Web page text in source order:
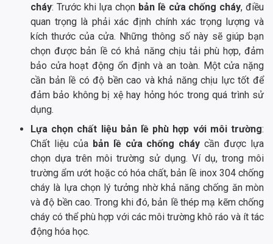
cháy: Trước khi lựa chọn bản lề cửa chống cháy, điều
quan trọng là phải xác định chính xác trọng lượng và
kích thước của cửa. Những thông số này sẽ giúp bạn
chọn được bản lề có khả năng chịu tải phù hợp, đảm
bảo cửa hoạt động ổn định và an toàn. Một cửa nặng
cần bản lề có độ bền cao và khả năng chịu lực tốt để
đảm bảo không bị xệ hay hỏng hóc trong quá trình sử
dụng.
Lựa chọn chất liệu bản lề phù hợp với môi trường:
Chất liệu củabản lề cửa chống cháy cần được lựa
chọn dựa trên môi trường sử dụng. Ví dụ, trong môi
trường ẩm ướt hoặc có hóa chất, bản lề inox 304 chống
cháy là lựa chọn lý tưởng nhờ khả năng chống ăn mòn
và độ bền cao. Trong khi đó, bản lề thép mạ kẽm chống
cháy có thể phù hợp với các môi trường khô ráo và ít tác
động hóa học.